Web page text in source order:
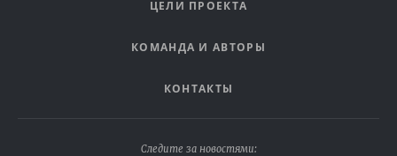
ЦЕЛИ ПРОЕКТА
КОМАНДА И АВТОРЫ
КОНТАКТЫ
Следите за новостями: